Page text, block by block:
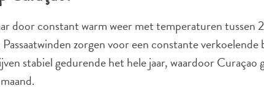
door constant warm weer met temperaturen
zorgen voor een constante
stabiel gedurende het hele jaar, waardoor